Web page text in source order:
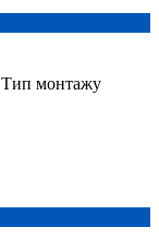
Тип монтажу